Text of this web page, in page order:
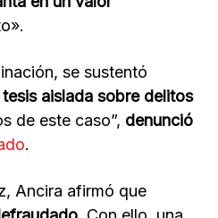
se sustentó
tesis aislada sobre delitos
de este caso”, denunció
.
Ancira afirmó que